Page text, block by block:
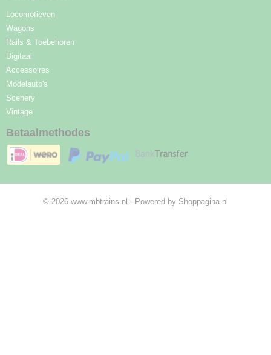
Locomotieven
Wagons
Rails & Toebehoren
Digitaal
Accessoires
Modelauto's
Scenery
Vintage
Betaalmethodes
© 2026 www.mbtrains.nl - Powered by Shoppagina.nl